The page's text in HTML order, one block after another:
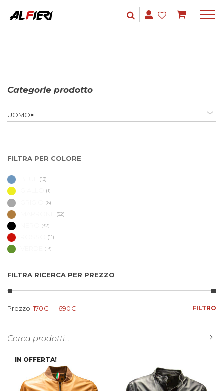
Categorie prodotto
×
UOMO
FILTRA PER COLORE
(13)
(1)
(6)
(52)
(32)
(11)
(13)
FILTRA RICERCA PER PREZZO
Prezzo Min
Prezzo Max FILTRO
Prezzo: 170€ — 690€
Cerca:
IN OFFERTA!